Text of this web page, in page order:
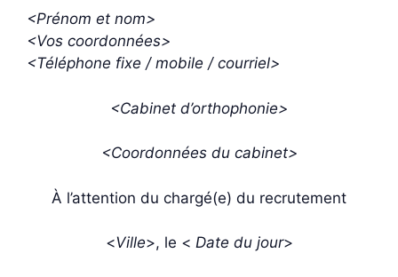
<Prénom et nom>
<Vos coordonnées>
<Téléphone fixe / mobile / courriel>
<Cabinet d’orthophonie>
<Coordonnées du cabinet>
À l’attention du chargé(e) du recrutement
<Ville>, le < Date du jour>